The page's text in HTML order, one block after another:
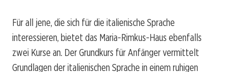
Für all jene, die sich für die italienische Sprache
interessieren, bietet das Maria-Rimkus-Haus ebenfalls
zwei Kurse an. Der Grundkurs für Anfänger vermittelt
Grundlagen der italienischen Sprache in einem ruhigen